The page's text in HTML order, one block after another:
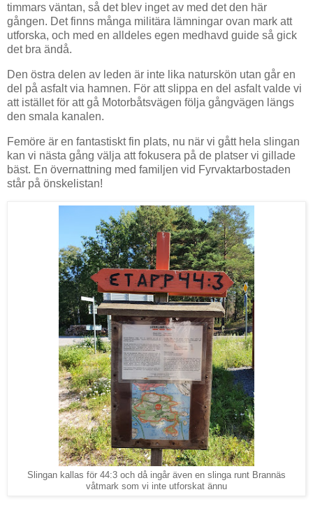
timmars väntan, så det blev inget av med det den här
gången. Det finns många militära lämningar ovan mark att
utforska, och med en alldeles egen medhavd guide så gick
det bra ändå.
Den östra delen av leden är inte lika naturskön utan går en
del på asfalt via hamnen. För att slippa en del asfalt valde vi
att istället för att gå Motorbåtsvägen följa gångvägen längs
den smala kanalen.
Femöre är en fantastiskt fin plats, nu när vi gått hela slingan
kan vi nästa gång välja att fokusera på de platser vi gillade
bäst. En övernattning med familjen vid Fyrvaktarbostaden
står på önskelistan!
Slingan kallas för 44:3 och då ingår även en slinga runt Brannäs
våtmark som vi inte utforskat ännu